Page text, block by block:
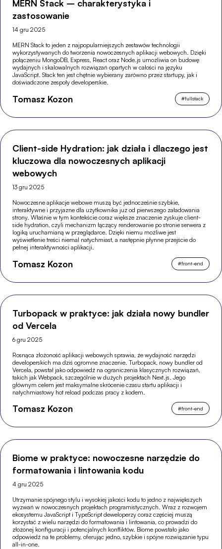
MERN Stack – charakterystyka i
zastosowanie
14 gru 2025
MERN Stack to jeden z najpopularniejszych zestawów technologii
wykorzystywanych do tworzenia nowoczesnych aplikacji webowych. Dzięki
połączeniu MongoDB, Express, React oraz Node.js umożliwia on budowę
wydajnych i skalowalnych rozwiązań opartych w całości na języku
JavaScript. Stack ten jest chętnie wybierany zarówno przez startupy, jak i
doświadczone zespoły developerskie.
Tomasz Kozon #fullstack
Client-side Hydration: jak działa i dlaczego jest
kluczowa dla nowoczesnych aplikacji
webowych
13 gru 2025
Nowoczesne aplikacje webowe muszą być jednocześnie szybkie,
interaktywne i przyjazne dla użytkownika już od pierwszego załadowania
strony. Właśnie w tym kontekście coraz większe znaczenie zyskuje client-
side hydration, czyli mechanizm łączący renderowanie po stronie serwera z
logiką uruchamianą w przeglądarce. Dzięki niemu możliwe jest
wyświetlenie treści niemal natychmiast, a następnie płynne przejście do
pełnej interaktywności aplikacji.
Tomasz Kozon #front-end
Turbopack w praktyce: jak działa nowy bundler
od Vercela
6 gru 2025
Rosnąca złożoność aplikacji webowych sprawia, że wydajność narzędzi
developerskich ma dziś ogromne znaczenie. Turbopack, nowy bundler od
Vercela, powstał jako odpowiedź na ograniczenia klasycznych rozwiązań,
takich jak Webpack, szczególnie w dużych projektach Next.js. Jego
głównym celem jest maksymalne skrócenie czasu startu aplikacji i
natychmiastowy hot reload podczas pracy z kodem.
Tomasz Kozon #front-end
Biome w praktyce: nowoczesne narzędzie do
formatowania i lintowania kodu
4 gru 2025
Utrzymanie spójnego stylu i wysokiej jakości kodu to jedno z największych
wyzwań w nowoczesnych projektach programistycznych. Wraz z rozwojem
ekosystemu JavaScript i TypeScript deweloperzy coraz częściej muszą
korzystać z wielu narzędzi do formatowania i lintowania, co prowadzi do
złożonej konfiguracji i potencjalnych konfliktów. Biome powstało jako
odpowiedź na te problemy, oferując jedno, szybkie i spójne rozwiązanie typu
all-in-one.